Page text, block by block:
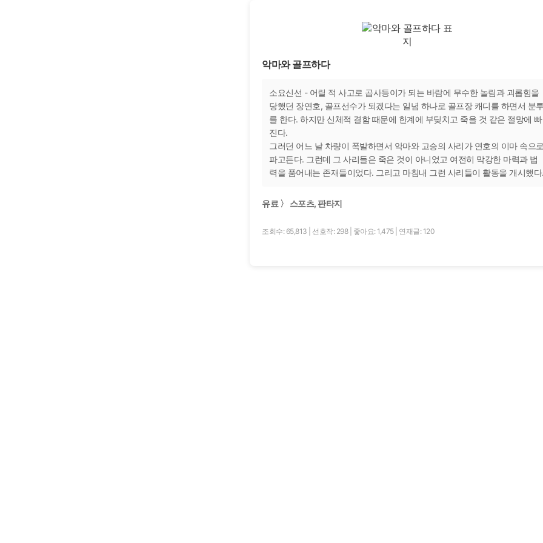
악마와 골프하다
소요신선 - 어릴 적 사고로 곱사등이가 되는 바람에 무수한 놀림과 괴롭힘을
당했던 장연호, 골프선수가 되겠다는 일념 하나로 골프장 캐디를 하면서 분투
를 한다. 하지만 신체적 결함 때문에 한계에 부딪치고 죽을 것 같은 절망에 빠
진다.
그러던 어느 날 차량이 폭발하면서 악마와 고승의 사리가 연호의 이마 속으로
파고든다. 그런데 그 사리들은 죽은 것이 아니었고 여전히 막강한 마력과 법
력을 품어내는 존재들이었다. 그리고 마침내 그런 사리들이 활동을 개시했다.
유료 〉 스포츠, 판타지
조회수: 65,813 선호작: 298 좋아요: 1,475 연재글: 120